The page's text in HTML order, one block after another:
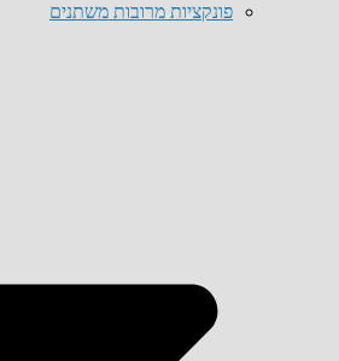
פונקציות מרובות משתנים